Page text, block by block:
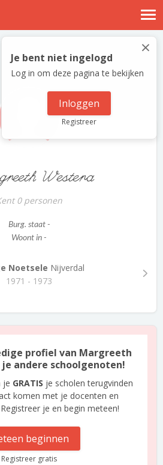
verhalen
Log in
je gratis aan
×
Je bent niet ingelogd
Log in om deze pagina te bekijken
Inloggen
Registreer
Westera
0 personen
Burg. staat -
Woont in -
Noetsele Nijverdal
1971 - 1973
profiel van Margreeth
andere schoolgenoten!
je GRATIS je scholen terugvinden
komen met je docenten en
je en begin meteen!
beginnen
Registreer gratis